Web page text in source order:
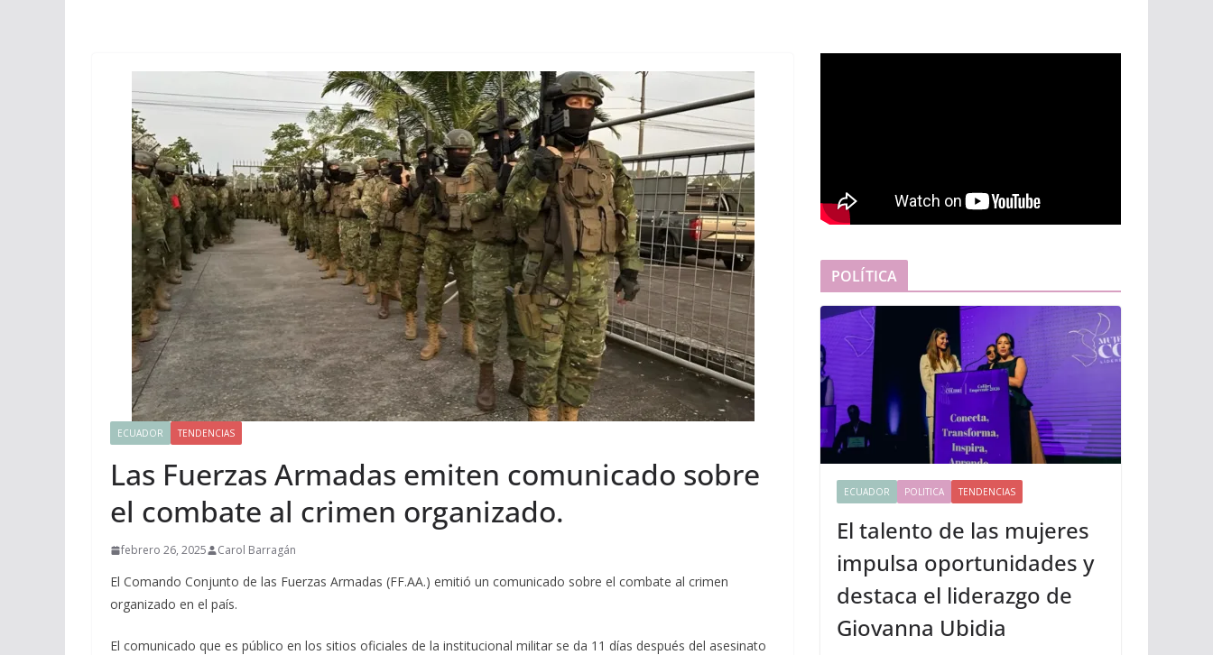
ECUADOR TENDENCIAS
Las Fuerzas Armadas emiten comunicado sobre
el combate al crimen organizado.
febrero 26, 2025 Carol Barragán
El Comando Conjunto de las Fuerzas Armadas (FF.AA.) emitió un comunicado sobre el combate al crimen
organizado en el país.
El comunicado que es público en los sitios oficiales de la institucional militar se da 11 días después del asesinato
POLÍTICA
ECUADOR POLITICA TENDENCIAS
El talento de las mujeres
impulsa oportunidades y
destaca el liderazgo de
Giovanna Ubidia